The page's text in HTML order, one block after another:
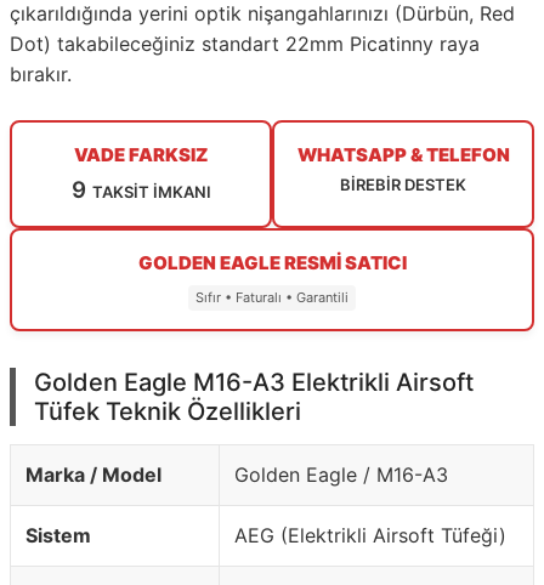
çıkarıldığında yerini optik nişangahlarınızı (Dürbün, Red
Dot) takabileceğiniz standart 22mm Picatinny raya
bırakır.
VADE FARKSIZ
9 TAKSİT İMKANI
WHATSAPP & TELEFON
BİREBİR DESTEK
GOLDEN EAGLE RESMİ SATICI
Sıfır • Faturalı • Garantili
Golden Eagle M16-A3 Elektrikli Airsoft
Tüfek Teknik Özellikleri
Marka / Model Golden Eagle / M16-A3
Sistem AEG (Elektrikli Airsoft Tüfeği)